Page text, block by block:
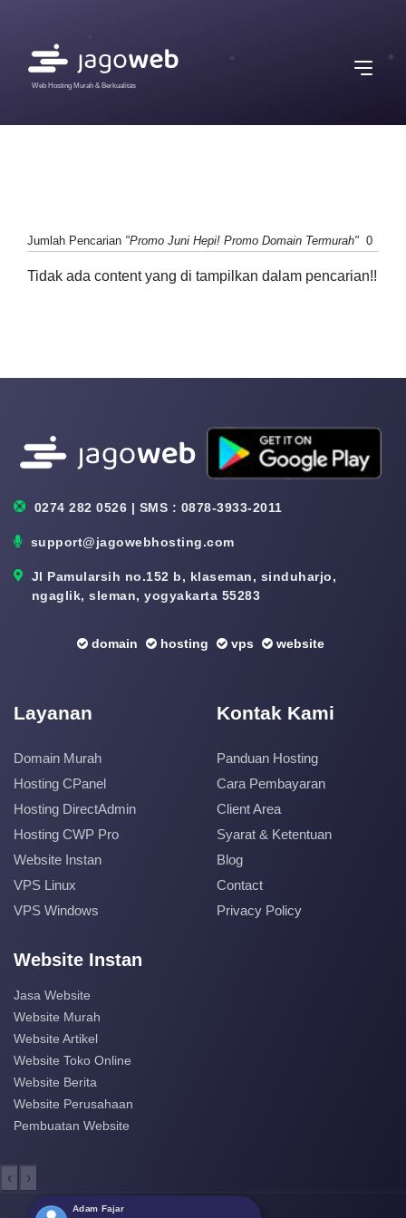
Web Hosting Murah & Berkualitas
Jumlah Pencarian "Promo Juni Hepi! Promo Domain Termurah" 0
Tidak ada content yang di tampilkan dalam pencarian!!
0274 282 0526 | SMS : 0878-3933-2011
support@jagowebhosting.com
Jl Pamularsih no.152 b, klaseman, sinduharjo,
ngaglik, sleman, yogyakarta 55283
domain hosting vps website
Layanan
Domain Murah
Hosting CPanel
Hosting DirectAdmin
Hosting CWP Pro
Website Instan
VPS Linux
VPS Windows
Kontak Kami
Panduan Hosting
Cara Pembayaran
Client Area
Syarat & Ketentuan
Blog
Contact
Privacy Policy
Website Instan
Jasa Website
Website Murah
Website Artikel
Website Toko Online
Website Berita
Website Perusahaan
Pembuatan Website
‹ ›
Adam Fajar